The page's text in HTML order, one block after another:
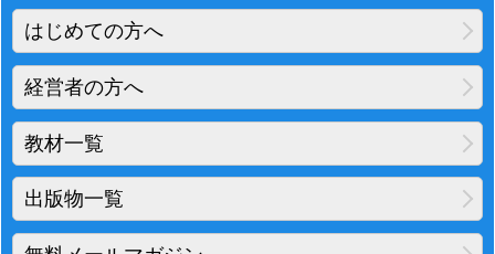
はじめての方へ
経営者の方へ
教材一覧
出版物一覧